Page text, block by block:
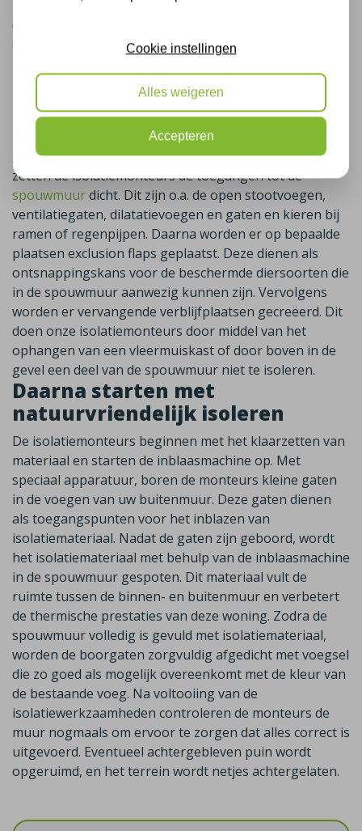
Op 01-05-2025 is deze woning in
Groningen
natuurvriendelijk geïsoleerd door de
Eerst de woning natuur vrij
maken
Bij deze woning zijn we een tijd terug al op locatie
geweest om de woning natuur vrij te maken. Hierbij
zetten de isolatiemonteurs de toegangen tot de
spouwmuurdicht. Dit zijn o.a. de open stootvoegen,
ventilatiegaten, dilatatievoegen en gaten en kieren bij
ramen of regenpijpen. Daarna worden er op bepaalde
plaatsen exclusion flaps geplaatst. Deze dienen als
ontsnappingskans voor de beschermde diersoorten die
in de spouwmuur aanwezig kunnen zijn. Vervolgens
worden er vervangende verblijfplaatsen gecreëerd. Dit
doen onze isolatiemonteurs door middel van het
ophangen van een vleermuiskast of door boven in de
gevel een deel van de spouwmuur niet te isoleren.
Daarna starten met
natuurvriendelijk isoleren
De isolatiemonteurs beginnen met het klaarzetten van
materiaal en starten de inblaasmachine op. Met
speciaal apparatuur, boren de monteurs kleine gaten
in de voegen van uw buitenmuur. Deze gaten dienen
als toegangspunten voor het inblazen van
isolatiemateriaal. Nadat de gaten zijn geboord, wordt
het isolatiemateriaal met behulp van de inblaasmachine
in de spouwmuur gespoten. Dit materiaal vult de
ruimte tussen de binnen- en buitenmuur en verbetert
de thermische prestaties van deze woning. Zodra de
spouwmuur volledig is gevuld met isolatiemateriaal,
worden de boorgaten zorgvuldig afgedicht met voegsel
die zo goed als mogelijk overeenkomt met de kleur van
de bestaande voeg. Na voltooiing van de
isolatiewerkzaamheden controleren de monteurs de
muur nogmaals om ervoor te zorgen dat alles correct is
uitgevoerd. Eventueel achtergebleven puin wordt
opgeruimd, en het terrein wordt netjes achtergelaten.
Cookie instellingen
Alles weigeren
Accepteren